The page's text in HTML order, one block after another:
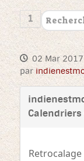
1
02 Mar
par
Retrocalage